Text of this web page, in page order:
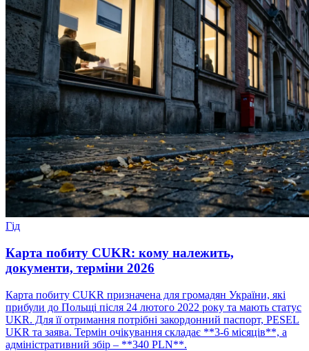
Гід
Карта побиту CUKR: кому належить,
документи, терміни 2026
Карта побиту CUKR призначена для громадян України, які
прибули до Польщі після 24 лютого 2022 року та мають статус
UKR. Для її отримання потрібні закордонний паспорт, PESEL
UKR та заява. Термін очікування складає **3-6 місяців**, а
адміністративний збір – **340 PLN**.